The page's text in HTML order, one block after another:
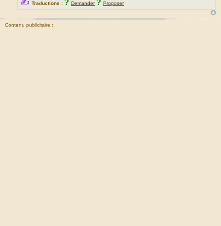
✍ Traductions : ? Demander ? Proposer
Contenu publicitaire :